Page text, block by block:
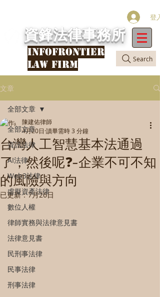
Search
登入
資鋒法律事務所
INFOFRONTIER
LAW FIRM
文章
全部文章
資訊法律
AI法律
Web3法律
虛擬資產法律
數位人權
律師實務與法律意見書
法律意見書
民刑事法律
民事法律
刑事法律
全部文章
台灣人工智慧基本法通過
了，然後呢❓—企業不可不知
的風險與方向
陳建佑律師
4月20日 讀畢需時 3 分鐘
已更新：7月26日